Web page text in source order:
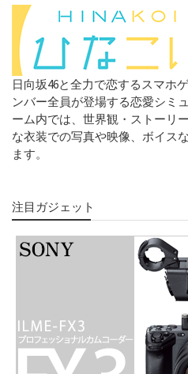
日向坂46と全力で恋するスマホ
ンバー全員が登場する恋愛シミ
ーム内では、世界観・ストーリ
な衣装での写真や映像、ボイス
ます。
注目ガジェット